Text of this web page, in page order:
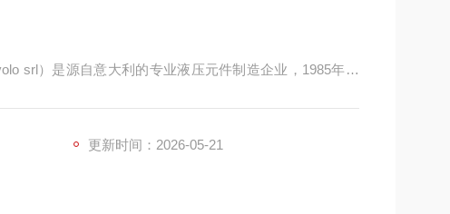
srl）是源自意大利的专业液压元件制造企业，1985年由
产品安装尺寸、性能参数均符合行
更新时间：2026-05-21